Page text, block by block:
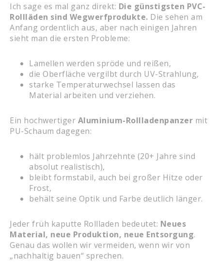
Ich sage es mal ganz direkt: Die günstigsten PVC-
Rollläden sind Wegwerfprodukte. Die sehen am
Anfang ordentlich aus, aber nach einigen Jahren
sieht man die ersten Probleme:
Lamellen werden spröde und reißen,
die Oberfläche vergilbt durch UV-Strahlung,
starke Temperaturwechsel lassen das
Material arbeiten und verziehen.
Ein hochwertiger Aluminium-Rollladenpanzer mit
PU-Schaum dagegen:
hält problemlos Jahrzehnte (20+ Jahre sind
absolut realistisch),
bleibt formstabil, auch bei großer Hitze oder
Frost,
behält seine Optik und Farbe deutlich länger.
Jeder früh kaputte Rollladen bedeutet: Neues
Material, neue Produktion, neue Entsorgung.
Genau das wollen wir vermeiden, wenn wir von
„nachhaltig bauen“ sprechen.